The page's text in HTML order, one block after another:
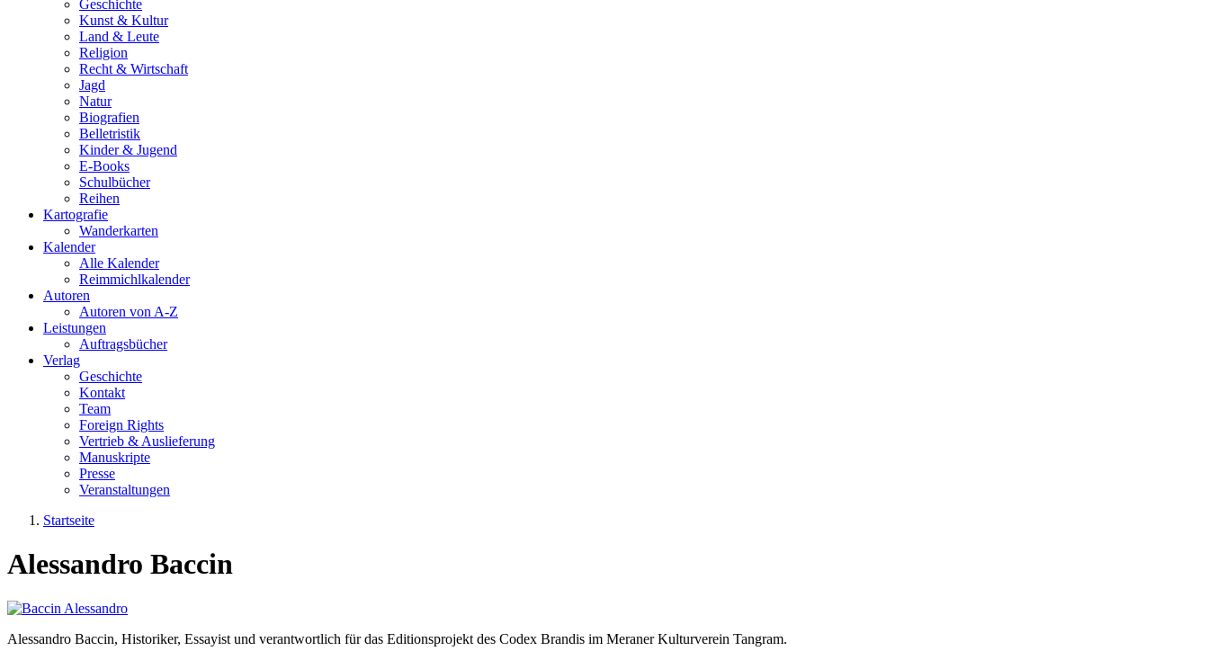
Geschichte
Kunst & Kultur
Land & Leute
Religion
Recht & Wirtschaft
Jagd
Natur
Biografien
Belletristik
Kinder & Jugend
E-Books
Schulbücher
Reihen
Kartografie
Wanderkarten
Kalender
Alle Kalender
Reimmichlkalender
Autoren
Autoren von A-Z
Leistungen
Auftragsbücher
Verlag
Geschichte
Kontakt
Team
Foreign Rights
Vertrieb & Auslieferung
Manuskripte
Presse
Veranstaltungen
Startseite
Alessandro Baccin
Alessandro Baccin, Historiker, Essayist und verantwortlich für das Editionsprojekt des Codex Brandis im Meraner Kulturverein Tangram.